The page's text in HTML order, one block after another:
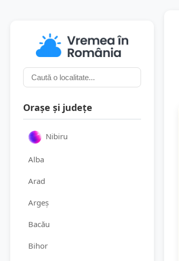
Orașe și județe
Nibiru
Alba
Arad
Argeș
Bacău
Bihor